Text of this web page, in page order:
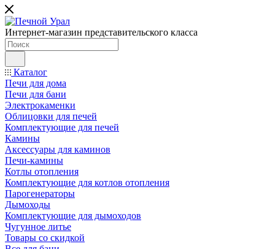
Интернет-магазин представительского класса
Каталог
Печи для дома
Печи для бани
Электрокаменки
Облицовки для печей
Комплектующие для печей
Камины
Аксессуары для каминов
Печи-камины
Котлы отопления
Комплектующие для котлов отопления
Парогенераторы
Дымоходы
Комплектующие для дымоходов
Чугунное литье
Товары со скидкой